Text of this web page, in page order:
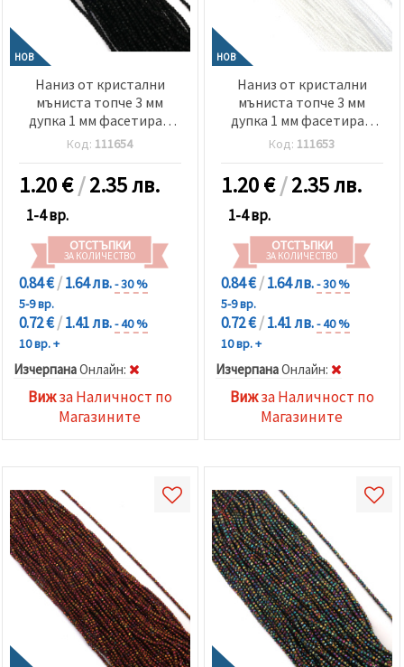
НОВ
Наниз от кристални
мъниста топче 3 мм
дупка 1 мм фасетиран
плътен цвят черен ~130
броя
Код: 111654
1.20€/2.35 лв.
1-4 вр.
ОТСТЪПКИ
ЗА КОЛИЧЕСТВО
0.84 €/1.64 лв.- 30 %
5-9 вр.
0.72 €/1.41 лв.- 40 %
10 вр. +
ИзчерпанаOнлайн:
Вижза Наличност по
Магазините
НОВ
Наниз от кристални
мъниста топче 3 мм
дупка 1 мм фасетиран
прозрачен цвят бял ~130
броя
Код: 111653
1.20€/2.35 лв.
1-4 вр.
ОТСТЪПКИ
ЗА КОЛИЧЕСТВО
0.84 €/1.64 лв.- 30 %
5-9 вр.
0.72 €/1.41 лв.- 40 %
10 вр. +
ИзчерпанаOнлайн:
Вижза Наличност по
Магазините